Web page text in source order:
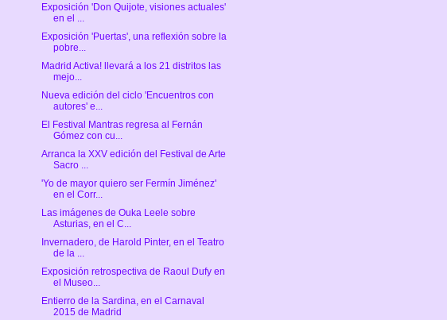
Exposición 'Don Quijote, visiones actuales'
en el ...
Exposición 'Puertas', una reflexión sobre la
pobre...
Madrid Activa! llevará a los 21 distritos las
mejo...
Nueva edición del ciclo 'Encuentros con
autores' e...
El Festival Mantras regresa al Fernán
Gómez con cu...
Arranca la XXV edición del Festival de Arte
Sacro ...
'Yo de mayor quiero ser Fermín Jiménez'
en el Corr...
Las imágenes de Ouka Leele sobre
Asturias, en el C...
Invernadero, de Harold Pinter, en el Teatro
de la ...
Exposición retrospectiva de Raoul Dufy en
el Museo...
Entierro de la Sardina, en el Carnaval
2015 de Madrid